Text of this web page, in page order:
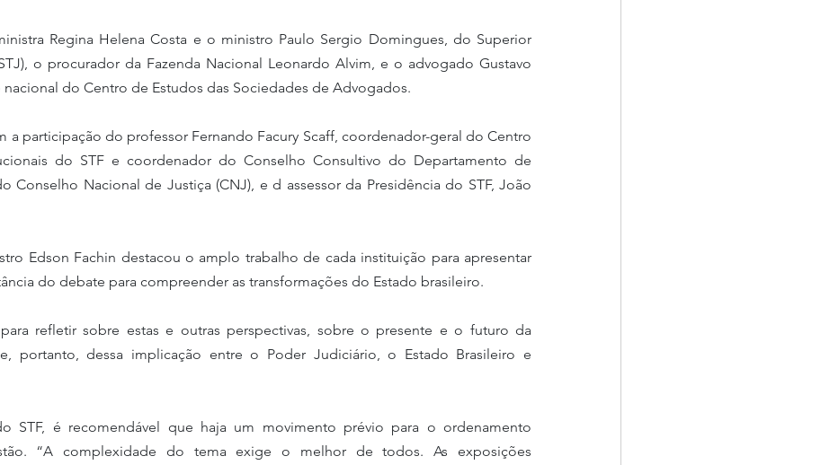
Regina Helena Costa e o ministro Paulo Sergio Domingues, do Superior
o procurador da Fazenda Nacional Leonardo Alvim, e o advogado Gustavo
nacional do Centro de Estudos das Sociedades de Advogados.
do STF e coordenador do Conselho Consultivo do Departamento de
Conselho Nacional de Justiça (CNJ), e d assessor da Presidência do STF, João
Edson Fachin destacou o amplo trabalho de cada instituição para apresentar
do debate para compreender as transformações do Estado brasileiro.
refletir sobre estas e outras perspectivas, sobre o presente e o futuro da
portanto, dessa implicação entre o Poder Judiciário, o Estado Brasileiro e
STF, é recomendável que haja um movimento prévio para o ordenamento
“A complexidade do tema exige o melhor de todos. As exposições